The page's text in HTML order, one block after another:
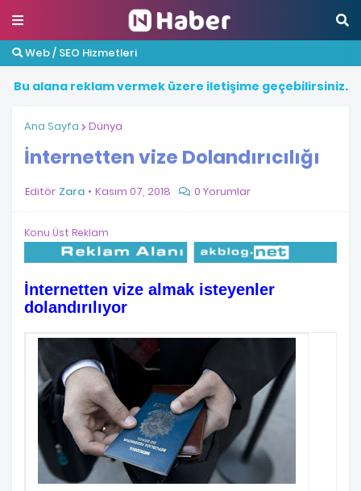
Web / SEO Hizmetleri
Bu alana reklamvermek üzere iletişime geçebilirsiniz.
Ana Sayfa Dünya
İnternetten vize Dolandırıcılığı
Editör Zara Kasım 07, 2018 0 Yorumlar
Konu Üst Reklam
İnternetten vize almak isteyenler
dolandırılıyor